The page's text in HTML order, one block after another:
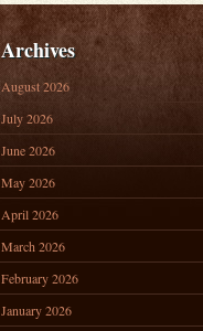
Archives
August 2026
July 2026
June 2026
May 2026
April 2026
March 2026
February 2026
January 2026